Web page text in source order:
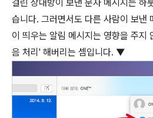
걸린 상대방이 보낸 문자 메시지는 하
습니다. 그러면서도 다른 사람이 보낸
이 띄우는 알림 메시지는 영향을 주지
음 처리' 해버리는 셈입니다. ▼